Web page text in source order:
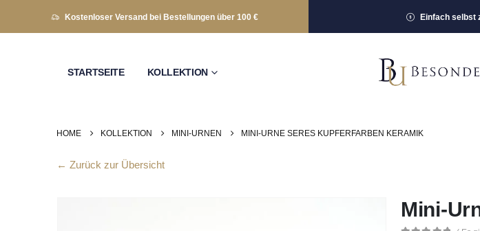
Kostenloser Versand bei Bestellungen über 100 € Einfach selbst
STARTSEITE KOLLEKTION
HOME KOLLEKTION MINI-URNEN MINI-URNE SERES KUPFERFARBEN KERAMIK
← Zurück zur Übersicht
Mini-